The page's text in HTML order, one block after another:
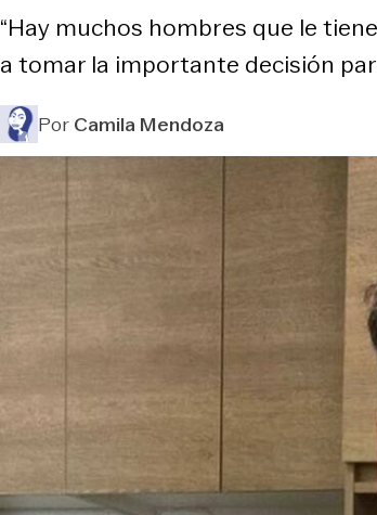
“Hay muchos hombres que le
a tomar la importante decisión
PorCamila Mendoza